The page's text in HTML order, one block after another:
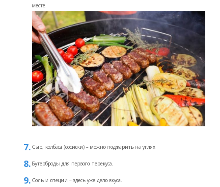
месте.
Сыр, колбаса (сосиски) – можно поджарить на углях.
Бутерброды для первого перекуса.
Соль и специи – здесь уже дело вкуса.